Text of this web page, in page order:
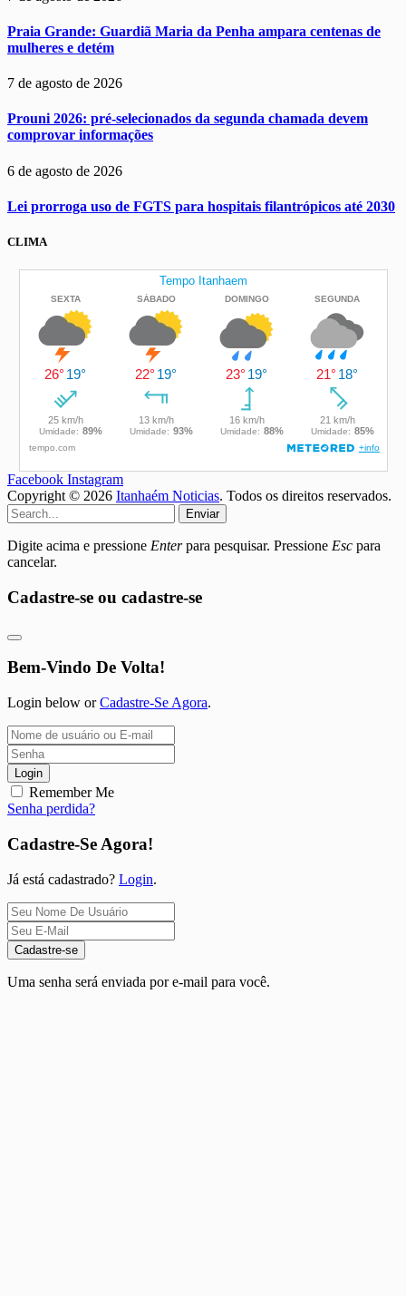
Praia Grande: Guardiã Maria da Penha ampara centenas de
mulheres e detém
7 de agosto de 2026
Prouni 2026: pré-selecionados da segunda chamada devem
comprovar informações
6 de agosto de 2026
Lei prorroga uso de FGTS para hospitais filantrópicos até 2030
CLIMA
Facebook Instagram
Copyright © 2026 Itanhaém Noticias. Todos os direitos reservados.
Enviar
Digite acima e pressione Enterpara pesquisar. Pressione Esc para
cancelar.
Cadastre-se ou cadastre-se
Bem-Vindo De Volta!
Login below orCadastre-Se Agora.
Login
Remember Me
Senha perdida?
Cadastre-Se Agora!
Já está cadastrado? Login.
Cadastre-se
Uma senha será enviada por e-mail para você.